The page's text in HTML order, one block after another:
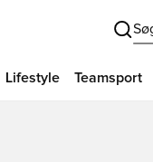
Lifestyle Teamsport